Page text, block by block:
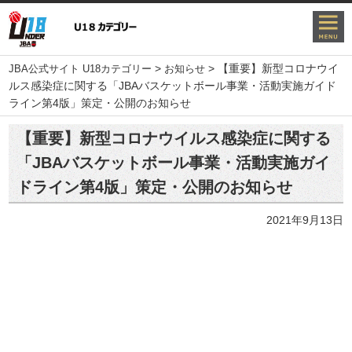
JBA公式サイト U18カテゴリー > お知らせ >
【重要】新型コロナウイ
ルス感染症に関する「JBAバスケットボール事業・活動実施ガイド
ライン第4版」策定・公開のお知らせ
【重要】新型コロナウイルス感染症に関する
「JBAバスケットボール事業・活動実施ガイ
ドライン第4版」策定・公開のお知らせ
2021年9月13日